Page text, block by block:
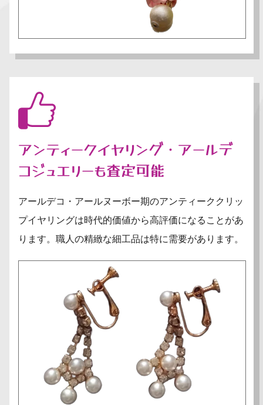
アンティークイヤリング・アールデ
コジュエリーも査定可能
アールデコ・アールヌーボー期のアンティーククリッ
プイヤリングは時代的価値から高評価になることがあ
ります。職人の精緻な細工品は特に需要があります。